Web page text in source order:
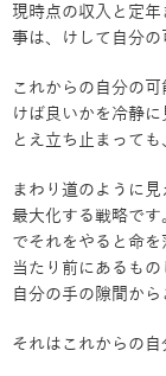
現時点の収入と定
事は、けして自分の
これからの自分の
けば良いかを冷静
とえ立ち止まって
まわり道のように
最大化する戦略で
でそれをやると命
当たり前にあるも
自分の手の隙間から
それはこれからの自